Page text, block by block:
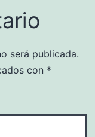
será publicada.
con *